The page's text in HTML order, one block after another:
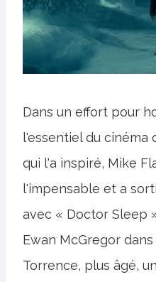
Dans un effort pour
l'essentiel du
qui l'a inspiré, Mike
l'impensable et a
avec « Doctor Sleep
Ewan McGregor
Torrence, plus âgé,